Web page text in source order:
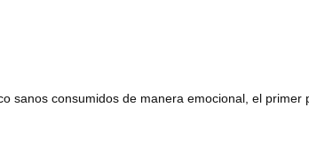
sanos consumidos de manera emocional, el primer